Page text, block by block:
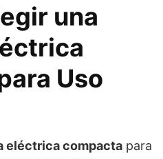
una
Uso
eléctrica compacta para